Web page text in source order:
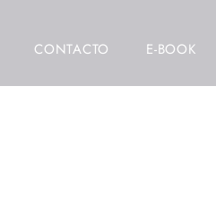
CONTACTO E-BOOK